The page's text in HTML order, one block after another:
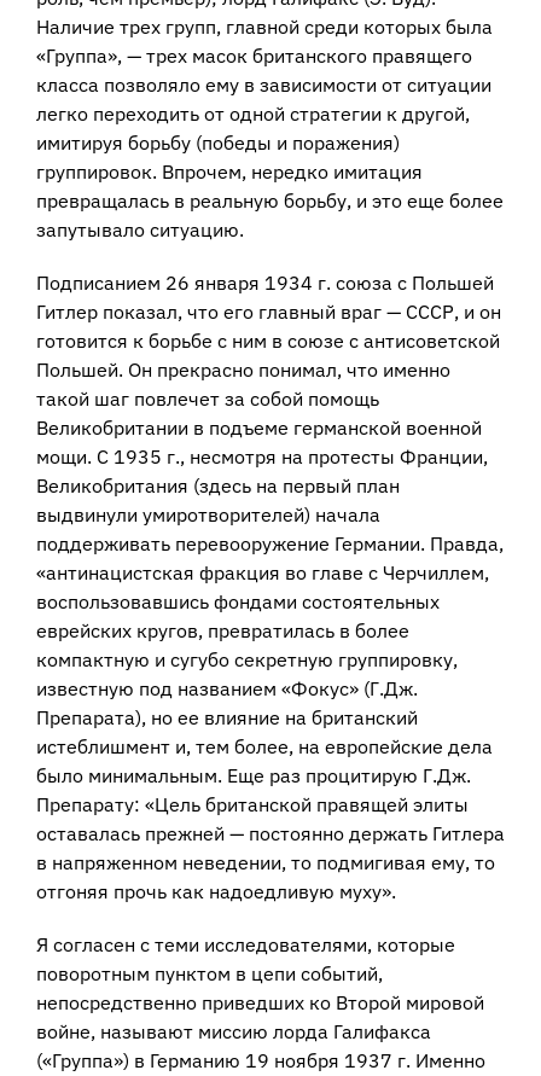
Наличие трех групп, главной среди которых была
«Группа», — трех масок британского правящего
класса позволяло ему в зависимости от ситуации
легко переходить от одной стратегии к другой,
имитируя борьбу (победы и поражения)
группировок. Впрочем, нередко имитация
превращалась в реальную борьбу, и это еще более
запутывало ситуацию.
Подписанием 26 января 1934 г. союза с Польшей
Гитлер показал, что его главный враг — СССР, и он
готовится к борьбе с ним в союзе с антисоветской
Польшей. Он прекрасно понимал, что именно
такой шаг повлечет за собой помощь
Великобритании в подъеме германской военной
мощи. С 1935 г., несмотря на протесты Франции,
Великобритания (здесь на первый план
выдвинули умиротворителей) начала
поддерживать перевооружение Германии. Правда,
«антинацистская фракция во главе с Черчиллем,
воспользовавшись фондами состоятельных
еврейских кругов, превратилась в более
компактную и сугубо секретную группировку,
известную под названием «Фокус» (Г.Дж.
Препарата), но ее влияние на британский
истеблишмент и, тем более, на европейские дела
было минимальным. Еще раз процитирую Г.Дж.
Препарату: «Цель британской правящей элиты
оставалась прежней — постоянно держать Гитлера
в напряженном неведении, то подмигивая ему, то
отгоняя прочь как надоедливую муху».
Я согласен с теми исследователями, которые
поворотным пунктом в цепи событий,
непосредственно приведших ко Второй мировой
войне, называют миссию лорда Галифакса
(«Группа») в Германию 19 ноября 1937 г. Именно